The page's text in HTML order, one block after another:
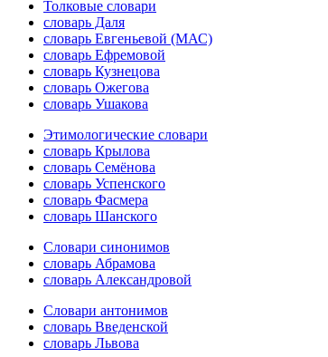
Толковые словари
словарь Даля
словарь Евгеньевой (МАС)
словарь Ефремовой
словарь Кузнецова
словарь Ожегова
словарь Ушакова
Этимологические словари
словарь Крылова
словарь Семёнова
словарь Успенского
словарь Фасмера
словарь Шанского
Словари синонимов
словарь Абрамова
словарь Александровой
Словари антонимов
словарь Введенской
словарь Львова